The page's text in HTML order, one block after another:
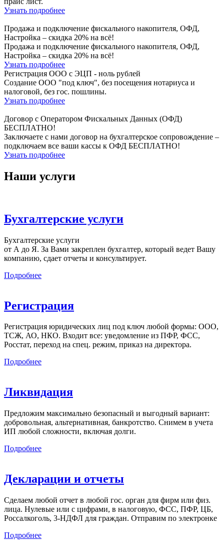
Узнать подробнее
Продажа и подключение фискального накопителя, ОФД,
Настройка – скидка 20% на всё!
Продажа и подключение фискального накопителя, ОФД,
Настройка – скидка 20% на всё!
Узнать подробнее
Регистрация ООО с ЭЦП - ноль рублей
Создание ООО "под ключ", без посещения нотариуса и
налоговой, без гос. пошлины.
Узнать подробнее
Договор с Оператором Фискальных Данных (ОФД)
БЕСПЛАТНО!
Заключаете с нами договор на бухгалтерское сопровождение –
подключаем все ваши кассы к ОФД БЕСПЛАТНО!
Узнать подробнее
Наши услуги
Бухгалтерские услуги
Бухгалтерские услуги
от А до Я. За Вами закреплен бухгалтер, который ведет Вашу
компанию, сдает отчеты и консультирует.
Подробнее
Регистрация
Регистрация юридических лиц под ключ любой формы: ООО,
ТСЖ, АО, НКО. Входит все: уведомление из ПФР, ФСС,
Росстат, переход на спец. режим, приказ на директора.
Подробнее
Ликвидация
Предложим максимально безопасный и выгодный вариант:
добровольная, альтернативная, банкротство. Снимем в учета
ИП любой сложности, включая долги.
Подробнее
Декларации и отчеты
Сделаем любой отчет в любой гос. орган для фирм или физ.
лица. Нулевые или с цифрами, в налоговую, ФСС, ПФР, ЦБ,
Россалкоголь, 3-НДФЛ для граждан. Отправим по электронке
Подробнее